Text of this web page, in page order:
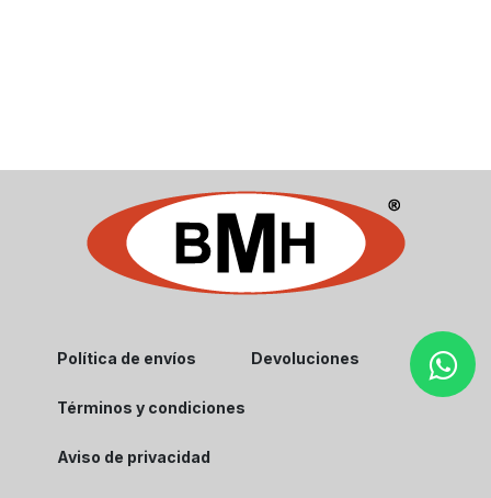
Política de envíos Devoluciones
Términos y condiciones
Aviso de privacidad